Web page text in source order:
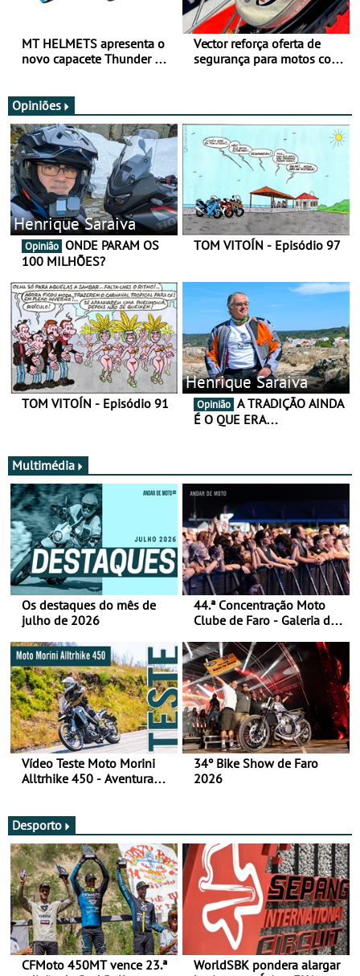
MT HELMETS apresenta o
novo capacete Thunder 4 R
Vector reforça oferta de
segurança para motos com
Opiniões
Henrique Saraiva
Opinião
100 MILHÕES?
TOM VITOÍN - Episódio 97
TOM VITOÍN - Episódio 91
Henrique Saraiva
Opinião
É O QUE ERA…
Multimédia
Os destaques do mês de
julho de 2026
44.ª Concentração Moto
Clube de Faro - Galeria de
Vídeo Teste Moto Morini
Alltrhike 450 - Aventura
34º Bike Show de Faro
2026
Desporto
CFMoto 450MT vence 23.ª
WorldSBK pondera alargar